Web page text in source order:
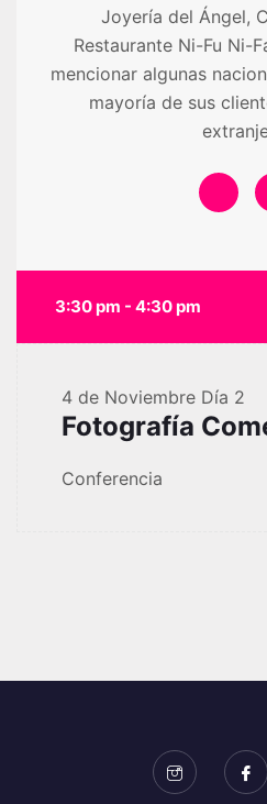
Joyería del Ángel,
Restaurante Ni-Fu Ni-
mencionar algunas
mayoría de sus
3:30 pm - 4:30 pm
4 de Noviembre Día 2
Fotografía
Conferencia